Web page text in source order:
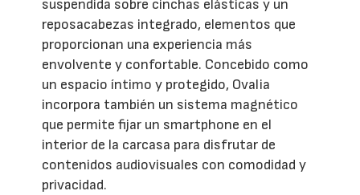
suspendida sobre cinchas elásticas y un
reposacabezas integrado, elementos que
proporcionan una experiencia más
envolvente y confortable. Concebido como
un espacio íntimo y protegido, Ovalia
incorpora también un sistema magnético
que permite fijar un smartphone en el
interior de la carcasa para disfrutar de
contenidos audiovisuales con comodidad y
privacidad.